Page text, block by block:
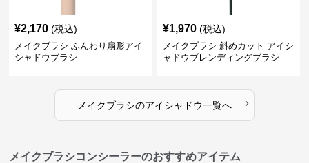
¥2,170 (税込)
メイクブラシ ふんわり扇形アイ
シャドウブラシ
¥1,970 (税込)
メイクブラシ 斜めカット アイシ
ャドウブレンディングブラシ
メイクブラシのアイシャドウ一覧へ ›
メイクブラシコンシーラーのおすすめアイテム